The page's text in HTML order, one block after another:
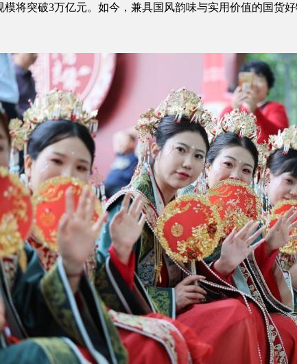
突破3万亿元。如今，兼具国风韵味与实用价值的国货